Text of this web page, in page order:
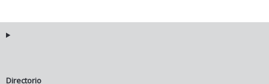
Directorio